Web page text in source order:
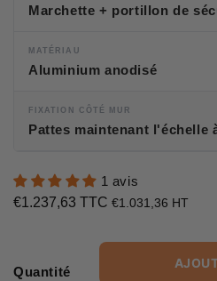
Marchette + portillon de
MATÉRIAU
Aluminium anodisé
FIXATION CÔTÉ MUR
Pattes maintenant l'échelle
1 avis
€1.237,63 TTC €1.237,63
€1.031,36 HT
Quantité